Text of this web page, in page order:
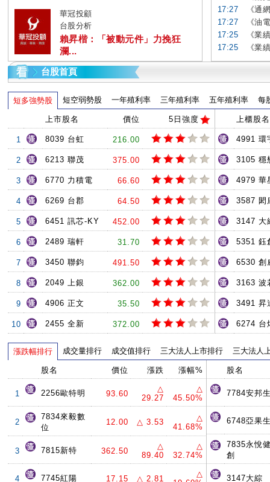
華冠投顧
台股分析
賴昇楷：「被動元件」力挽狂
瀾...
17:27
《通
17:27
《油
17:25
《業
17:25
《業
台股首頁
短多強勢股 短空弱勢股 一年殖利率 三年殖利率 五年殖利率 每
上市股名 價位 5日強度
1 8039 台虹 216.00
2 6213 聯茂 375.00
3 6770 力積電 66.60
4 6269 台郡 64.50
5 6451 訊芯-KY 452.00
6 2489 瑞軒 31.70
7 3450 聯鈞 491.50
8 2049 上銀 362.00
9 4906 正文 35.50
10 2455 全新 372.00
上櫃股名
4991 環
3105 穩
4979 華
3587 閎
3147 大
5351 鈺
6530 創
3163 波
3491 昇
6274 台
漲跌幅排行 成交量排行 成交值排行 三大法人上市排行 三大法人
股名 價位 漲跌 漲幅%
1 2256歐特明 93.60
△
29.27
△
45.50%
2
7834來毅數
位
12.00 △ 3.53
△
41.68%
3 7815新特 362.50
△
89.40
△
32.74%
4 7745紅陽 17.15 △ 2.81
△
股名
7784安邦
6748亞果
7835永悅
創
3147大綜